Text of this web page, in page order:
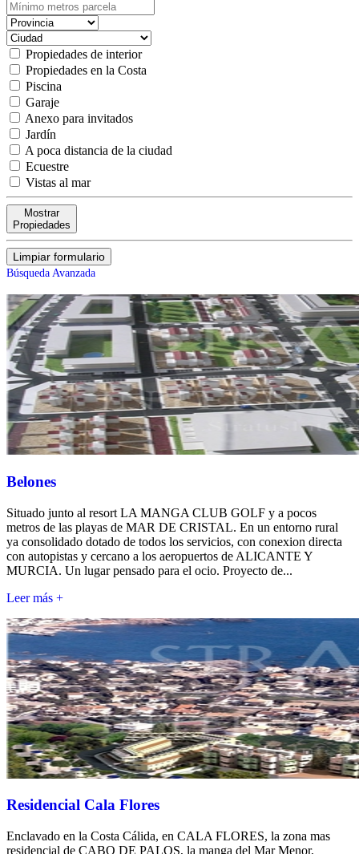
Propiedades de interior
Propiedades en la Costa
Piscina
Garaje
Anexo para invitados
Jardín
A poca distancia de la ciudad
Ecuestre
Vistas al mar
Mostrar
Propiedades
Limpiar formulario
Búsqueda Avanzada
Belones
Situado junto al resort LA MANGA CLUB GOLF y a pocos
metros de las playas de MAR DE CRISTAL. En un entorno rural
ya consolidado dotado de todos los servicios, con conexion directa
con autopistas y cercano a los aeropuertos de ALICANTE Y
MURCIA. Un lugar pensado para el ocio. Proyecto de...
Leer más +
Residencial Cala Flores
Enclavado en la Costa Cálida, en CALA FLORES, la zona mas
residencial de CABO DE PALOS, la manga del Mar Menor,